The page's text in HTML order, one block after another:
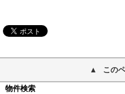
この
物件検索